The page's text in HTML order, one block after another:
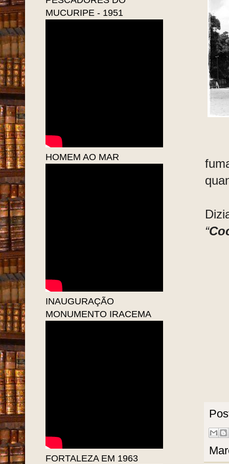
“
MUCURIPE - 1951
HOMEM AO MAR
INAUGURAÇÃO
MONUMENTO IRACEMA
FORTALEZA EM 1963